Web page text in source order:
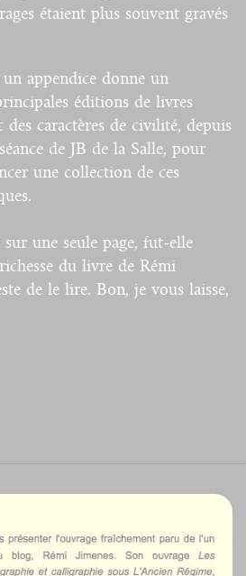
étaient plus souvent gravés
appendice donne un
éditions de livres
des caractères de civilité, depuis
de JB de la Salle, pour
une collection de ces
une seule page, fut-elle
du livre de Rémi
de le lire. Bon, je vous laisse,